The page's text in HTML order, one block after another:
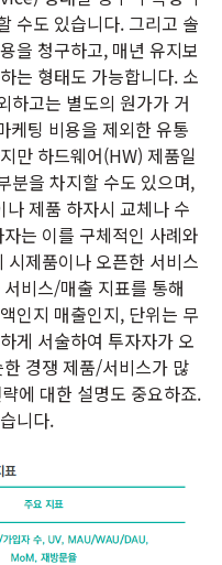
수도 있습니다. 그리고 솔
을 청구하고, 매년 유지보
는 형태도 가능합니다. 소
하고는 별도의 원가가 거
케팅 비용을 제외한 유통
만 하드웨어(HW) 제품일
분을 차지할 수도 있으며,
제품 하자시 교체나 수
는 이를 구체적인 사례와
시제품이나 오픈한 서비스
비스/매출 지표를 통해
인지 매출인지, 단위는 무
게 서술하여 투자자가 오
경쟁 제품/서비스가 많
에 대한 설명도 중요하죠.
니다.